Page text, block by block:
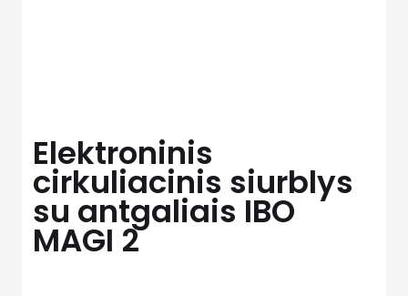
Elektroninis
cirkuliacinis siurblys
su antgaliais IBO
MAGI 2